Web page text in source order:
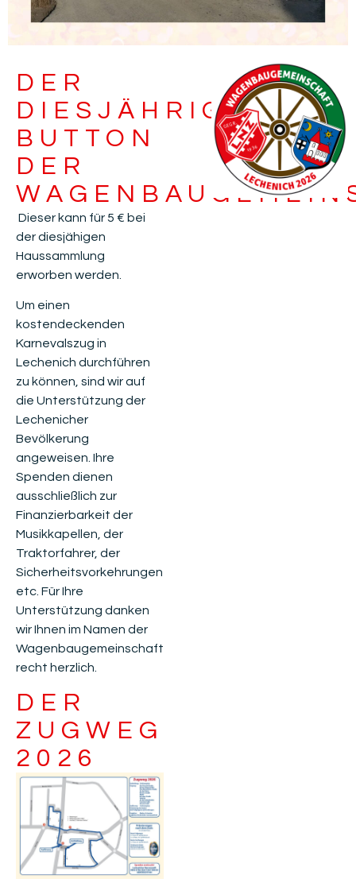
DER
DIESJÄHRIGE
BUTTON
DER
Dieser kann für 5 € bei
der diesjähigen
Haussammlung
erworben werden.
Um einen
kostendeckenden
Karnevalszug in
Lechenich durchführen
zu können, sind wir auf
die Unterstützung der
Lechenicher
Bevölkerung
angeweisen. Ihre
Spenden dienen
ausschließlich zur
Finanzierbarkeit der
Musikkapellen, der
Traktorfahrer, der
Sicherheitsvorkehrungen
etc. Für Ihre
Unterstützung danken
wir Ihnen im Namen der
Wagenbaugemeinschaft
recht herzlich.
DER
ZUGWEG
2026